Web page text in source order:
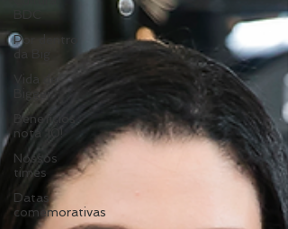
Por dentro
da Big
Vida de
Bigger
Benefícios
nota 10!
Nossos
times
Datas
comemorativas